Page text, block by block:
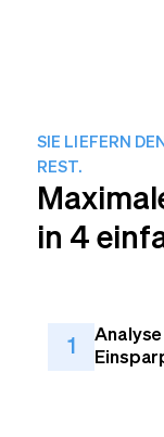
SIE LIEFERN
REST.
in 4
1